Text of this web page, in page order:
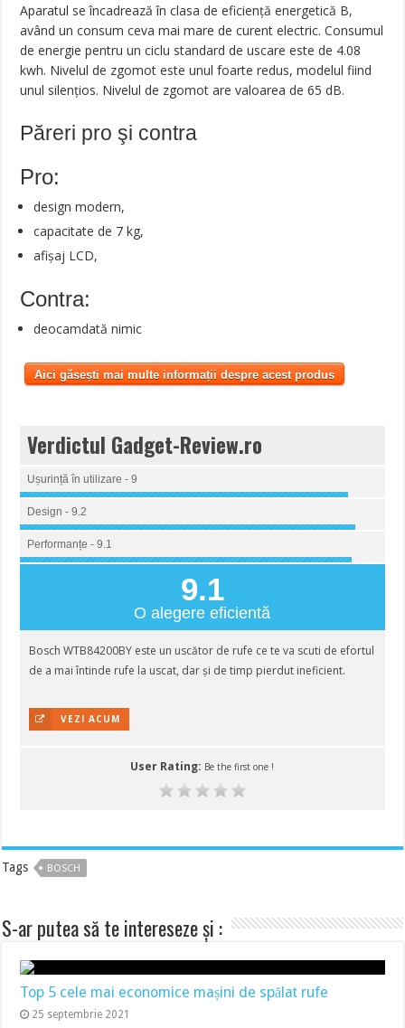
Aparatul se încadrează în clasa de eficiență energetică B,
având un consum ceva mai mare de curent electric. Consumul
de energie pentru un ciclu standard de uscare este de 4.08
kwh. Nivelul de zgomot este unul foarte redus, modelul fiind
unul silențios. Nivelul de zgomot are valoarea de 65 dB.
Păreri pro şi contra
Pro:
design modern,
capacitate de 7 kg,
afișaj LCD,
Contra:
deocamdată nimic
Aici găsești mai multe informații despre acest produs
Verdictul Gadget-Review.ro
Ușurință în utilizare - 9
Design - 9.2
Performanțe - 9.1
9.1
O alegere eficientă
Bosch WTB84200BY este un uscător de rufe ce te va scuti de efortul
de a mai întinde rufe la uscat, dar și de timp pierdut ineficient.
VEZI ACUM
User Rating: Be the first one !
Tags BOSCH
S-ar putea să te intereseze și :
Top 5 cele mai economice mașini de spălat rufe
25 septembrie 2021